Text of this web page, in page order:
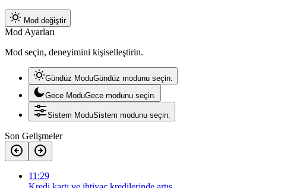
Mod değiştir
Mod Ayarları
Mod seçin, deneyimini kişiselleştirin.
Gündüz ModuGündüz modunu seçin.
Gece ModuGece modunu seçin.
Sistem ModuSistem modunu seçin.
Son Gelişmeler
11:29